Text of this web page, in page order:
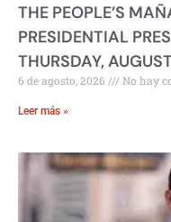
THE PEOPLE’S
PRESIDENTIAL
THURSDAY,
6 de agosto, 2026 No hay
Leer más »